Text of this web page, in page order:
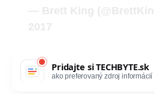
Pridajte siTECHBYTE.sk
ako preferovaný zdroj